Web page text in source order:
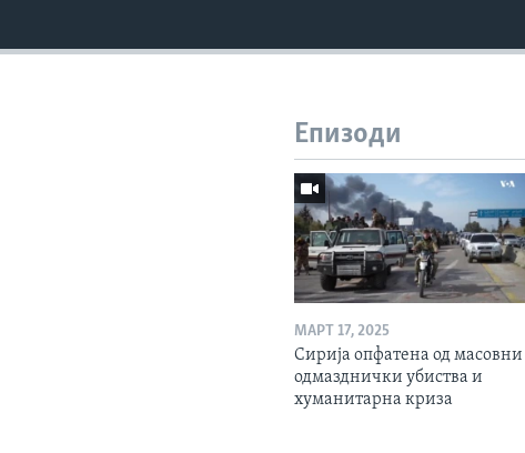
Епизоди
МАРТ 17, 2025
Сирија опфатена од масовни
одмазднички убиства и
хуманитарна криза